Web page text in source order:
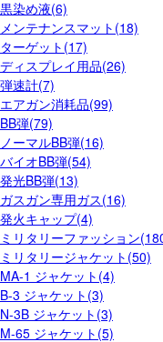
黒染め液(6)
メンテナンスマット(18)
ターゲット(17)
ディスプレイ用品(26)
弾速計(7)
エアガン消耗品(99)
BB弾(79)
ノーマルBB弾(16)
バイオBB弾(54)
発光BB弾(13)
ガスガン専用ガス(16)
発火キャップ(4)
ミリタリーファッション
ミリタリージャケット(50)
MA-1 ジャケット(4)
B-3 ジャケット(3)
N-3B ジャケット(3)
M-65 ジャケット(5)